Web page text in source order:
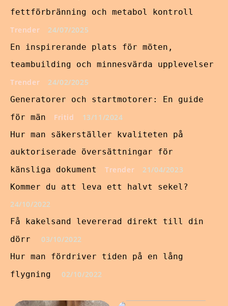
fettförbränning och metabol kontroll
Trender
24/07/2025
En inspirerande plats för möten,
teambuilding och minnesvärda upplevelser
Trender
24/02/2025
Generatorer och startmotorer: En guide
för män
Fritid
13/11/2024
Hur man säkerställer kvaliteten på
auktoriserade översättningar för
känsliga dokument
Trender
21/04/2023
Kommer du att leva ett halvt sekel?
24/10/2022
Få kakelsand levererad direkt till din
dörr
03/10/2022
Hur man fördriver tiden på en lång
flygning
02/10/2022